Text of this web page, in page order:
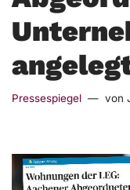
Pressespiegel von